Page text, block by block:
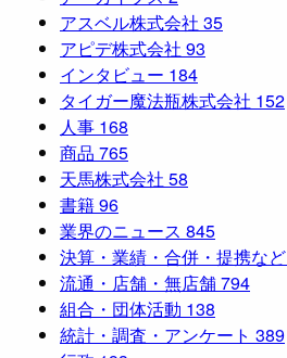
アスベル株式会社 35
アピデ株式会社 93
インタビュー 184
タイガー魔法瓶株式会社 152
人事 168
商品 765
天馬株式会社 58
書籍96
業界のニュース 845
決算・業績・合併・提携など
流通・店舗・無店舗794
組合・団体活動 138
統計・調査・アンケート 389